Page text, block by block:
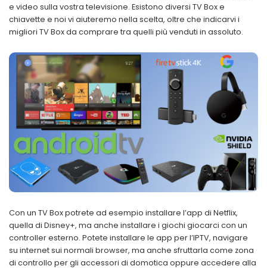
e video sulla vostra televisione. Esistono diversi TV Box e
chiavette e noi vi aiuteremo nella scelta, oltre che indicarvi i
migliori TV Box da comprare tra quelli più venduti in assoluto.
Con un TV Box potrete ad esempio installare l’app di Netflix,
quella di Disney+, ma anche installare i giochi giocarci con un
controller esterno. Potete installare le app per l’IPTV, navigare
su internet sui normali browser, ma anche sfruttarla come zona
di controllo per gli accessori di domotica oppure accedere alla